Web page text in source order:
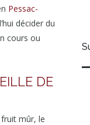
Pessac-
décider du
cours ou
DE
mûr, le